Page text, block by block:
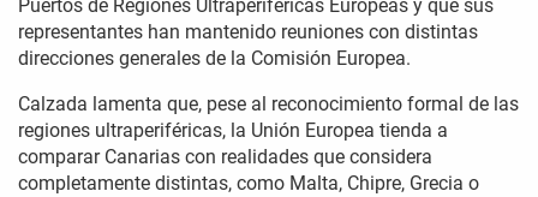
Puertos de Regiones Ultraperiféricas Europeas y que sus
representantes han mantenido reuniones con distintas
direcciones generales de la Comisión Europea.
Calzada lamenta que, pese al reconocimiento formal de las
regiones ultraperiféricas, la Unión Europea tienda a
comparar Canarias con realidades que considera
completamente distintas, como Malta, Chipre, Grecia o